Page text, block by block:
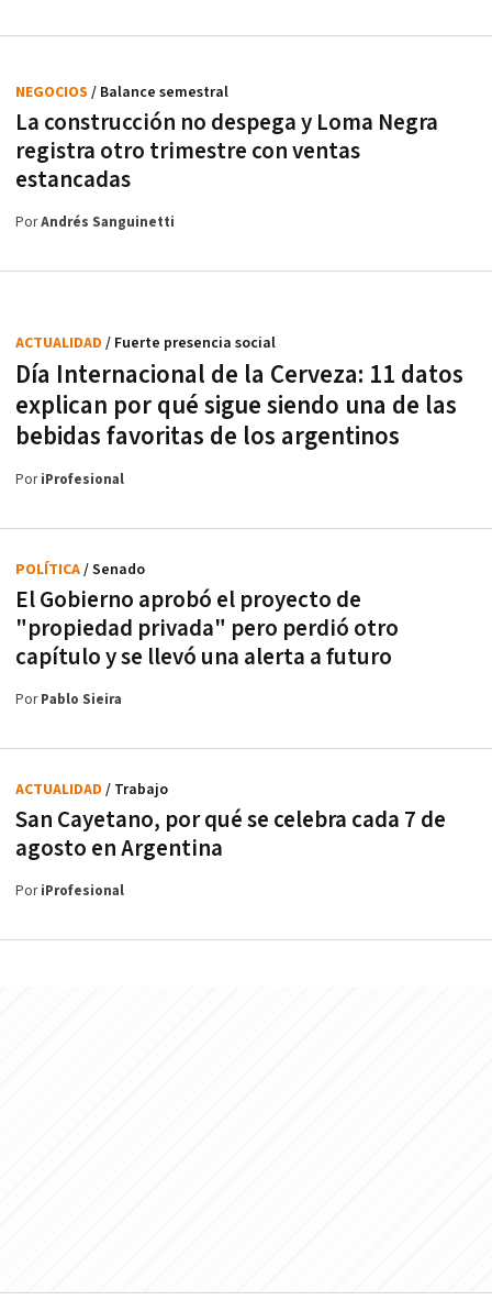
La construcción no despega y Loma Negra
registra otro trimestre con ventas
estancadas
NEGOCIOS / Balance semestral
PorAndrés Sanguinetti
Día Internacional de la Cerveza: 11 datos
explican por qué sigue siendo una de las
bebidas favoritas de los argentinos
ACTUALIDAD / Fuerte presencia social
PoriProfesional
El Gobierno aprobó el proyecto de
"propiedad privada" pero perdió otro
capítulo y se llevó una alerta a futuro
POLÍTICA/ Senado
PorPablo Sieira
San Cayetano, por qué se celebra cada 7 de
agosto en Argentina
ACTUALIDAD / Trabajo
PoriProfesional